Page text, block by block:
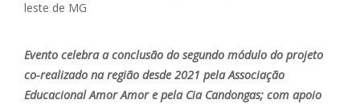
Evento celebra a conclusão do segundo módulo do projeto
co-realizado na região desde 2021 pela Associação
Educacional Amor Amor e pela Cia Candongas; com apoio